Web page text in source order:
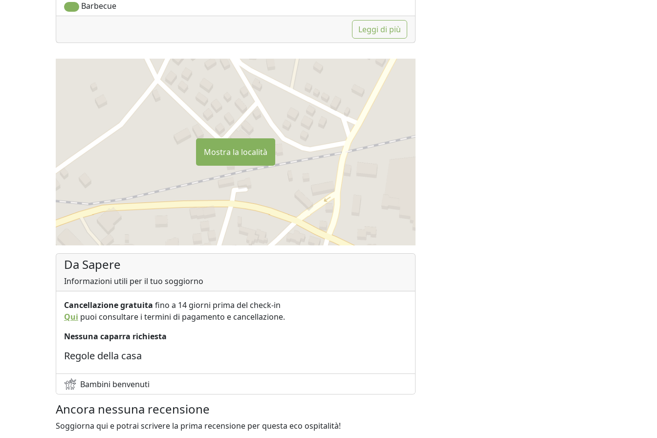
Barbecue
Leggi di più
Mostra la località
Da Sapere
Informazioni utili per il tuo soggiorno
Cancellazione gratuita fino a 14 giorni prima del check-in
Qui puoi consultare i termini di pagamento e cancellazione.
Nessuna caparra richiesta
Regole della casa
Bambini benvenuti
Ancora nessuna recensione
Soggiorna qui e potrai scrivere la prima recensione per questa eco ospitalità!